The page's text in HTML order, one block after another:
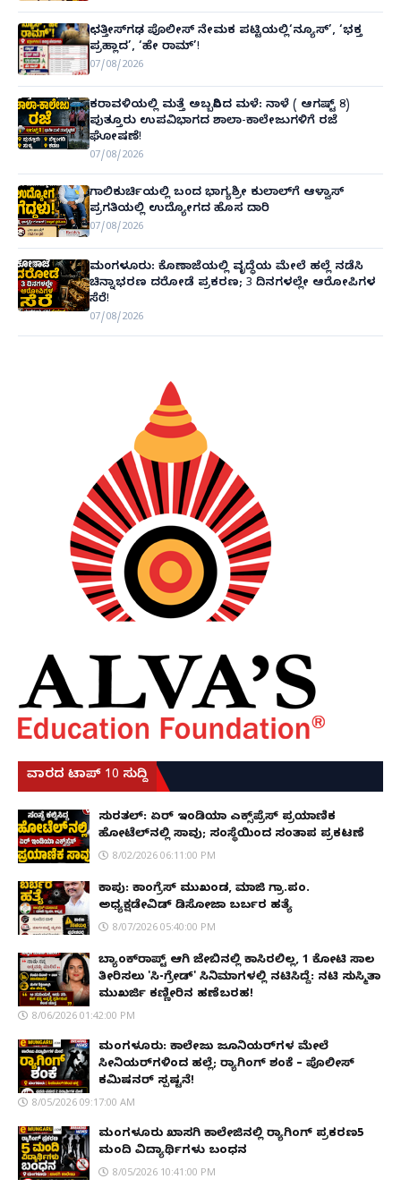
ಛತ್ತೀಸ್‌ಗಢ ಪೊಲೀಸ್ ನೇಮಕ ಪಟ್ಟಿಯಲ್ಲಿ‘ನ್ಯೂಸ್’, ‘ಭಕ್ತ
ಪ್ರಹ್ಲಾದ’, ‘ಹೇ ರಾಮ್’!
07/08/2026
ಕರಾವಳಿಯಲ್ಲಿ ಮತ್ತೆ ಅಬ್ಬರಿಸಿದ ಮಳೆ: ನಾಳೆ ( ಆಗಷ್ಟ್ 8)
ಪುತ್ತೂರು ಉಪವಿಭಾಗದ ಶಾಲಾ-ಕಾಲೇಜುಗಳಿಗೆ ರಜೆ
ಘೋಷಣೆ!
07/08/2026
ಗಾಲಿಕುರ್ಚಿಯಲ್ಲಿ ಬಂದ ಭಾಗ್ಯಶ್ರೀ ಕುಲಾಲ್‌ಗೆ ಆಳ್ವಾಸ್
ಪ್ರಗತಿಯಲ್ಲಿ ಉದ್ಯೋಗದ ಹೊಸ ದಾರಿ
07/08/2026
ಮಂಗಳೂರು: ಕೊಣಾಜೆಯಲ್ಲಿ ವೃದ್ಧೆಯ ಮೇಲೆ ಹಲ್ಲೆ ನಡೆಸಿ
ಚಿನ್ನಾಭರಣ ದರೋಡೆ ಪ್ರಕರಣ; 3 ದಿನಗಳಲ್ಲೇ ಆರೋಪಿಗಳ
ಸೆರೆ!
07/08/2026
ವಾರದ ಟಾಪ್ 10 ಸುದ್ದಿ
ಸುರತ್ಕಲ್: ಏರ್ ಇಂಡಿಯಾ ಎಕ್ಸ್‌ಪ್ರೆಸ್ ಪ್ರಯಾಣಿಕ
ಹೋಟೆಲ್‌ನಲ್ಲಿ ಸಾವು; ಸಂಸ್ಥೆಯಿಂದ ಸಂತಾಪ ಪ್ರಕಟಣೆ
8/02/2026 06:11:00 PM
ಕಾಪು: ಕಾಂಗ್ರೆಸ್ ಮುಖಂಡ, ಮಾಜಿ ಗ್ರಾ.ಪಂ.
ಅಧ್ಯಕ್ಷಡೇವಿಡ್ ಡಿಸೋಜಾ ಬರ್ಬರ ಹತ್ಯೆ
8/07/2026 05:40:00 PM
ಬ್ಯಾಂಕ್‌ರಾಪ್ಟ್‌ ಆಗಿ ಜೇಬಿನಲ್ಲಿ ಕಾಸಿರಲಿಲ್ಲ, ₹1 ಕೋಟಿ ಸಾಲ
ತೀರಿಸಲು 'ಸಿ-ಗ್ರೇಡ್' ಸಿನಿಮಾಗಳಲ್ಲಿ ನಟಿಸಿದ್ದೆ: ನಟಿ ಸುಸ್ಮಿತಾ
ಮುಖರ್ಜಿ ಕಣ್ಣೀರಿನ ಹಣೆಬರಹ!
8/06/2026 01:42:00 PM
ಮಂಗಳೂರು: ಕಾಲೇಜು ಜೂನಿಯರ್‌ಗಳ ಮೇಲೆ
ಸೀನಿಯರ್‌ಗಳಿಂದ ಹಲ್ಲೆ; ರ‌್ಯಾಗಿಂಗ್ ಶಂಕೆ – ಪೊಲೀಸ್
ಕಮಿಷನರ್ ಸ್ಪಷ್ಟನೆ!
8/05/2026 09:17:00 AM
ಮಂಗಳೂರು ಖಾಸಗಿ ಕಾಲೇಜಿನಲ್ಲಿ ರ‌್ಯಾಗಿಂಗ್ ಪ್ರಕರಣ5
ಮಂದಿ ವಿದ್ಯಾರ್ಥಿಗಳು ಬಂಧನ
8/05/2026 10:41:00 PM